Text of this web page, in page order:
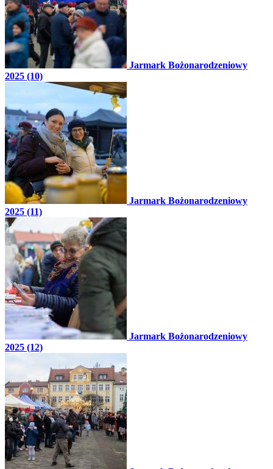
Jarmark Bożonarodzeniowy
2025 (10)
Jarmark Bożonarodzeniowy
2025 (11)
Jarmark Bożonarodzeniowy
2025 (12)